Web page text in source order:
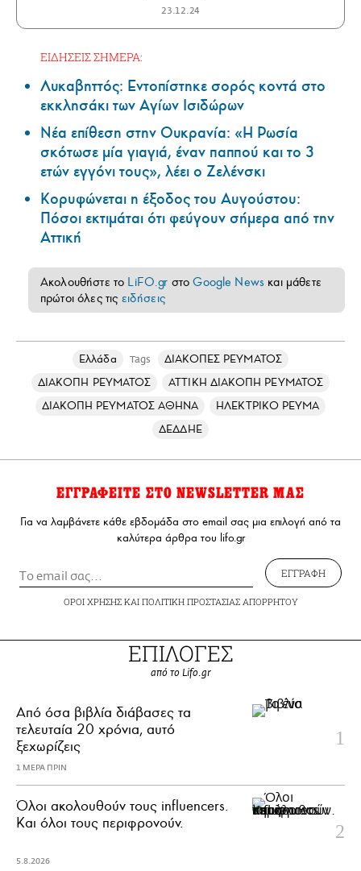
23.12.24
ΕΙΔΗΣΕΙΣ ΣΗΜΕΡΑ:
Λυκαβηττός: Εντοπίστηκε σορός κοντά στο
εκκλησάκι των Αγίων Ισιδώρων
Νέα επίθεση στην Ουκρανία: «Η Ρωσία
σκότωσε μία γιαγιά, έναν παππού και το 3
ετών εγγόνι τους», λέει ο Ζελένσκι
Κορυφώνεται η έξοδος του Αυγούστου:
Πόσοι εκτιμάται ότι φεύγουν σήμερα από την
Αττική
Ακολουθήστε το LiFO.gr στοGoogle News και μάθετε
πρώτοι όλες τις ειδήσεις
Ελλάδα Tags
ΔΙΑΚΟΠΕΣ ΡΕΥΜΑΤΟΣ
ΔΙΑΚΟΠΗ ΡΕΥΜΑΤΟΣ
ΑΤΤΙΚΗ ΔΙΑΚΟΠΗ ΡΕΥΜΑΤΟΣ
ΔΙΑΚΟΠΗ ΡΕΥΜΑΤΟΣ ΑΘΗΝΑ
ΗΛΕΚΤΡΙΚΟ ΡΕΥΜΑ
ΔΕΔΔΗΕ
ΕΓΓΡΑΦΕΙΤΕ ΣΤΟ NEWSLETTER ΜΑΣ
Για να λαμβάνετε κάθε εβδομάδα στο email σας μια επιλογή από τα
καλύτερα άρθρα του lifo.gr
ΕΓΓΡΑΦΗ
ΟΡΟΙ ΧΡΗΣΗΣΚΑΙ ΠΟΛΙΤΙΚΗ ΠΡΟΣΤΑΣΙΑΣ ΑΠΟΡΡΗΤΟΥ
ΕΠΙΛΟΓΕΣ
από το Lifo.gr
Από όσα βιβλία διάβασες τα
τελευταία 20 χρόνια, αυτό
ξεχωρίζεις
1 ΜΕΡΑ ΠΡΙΝ
Όλοι ακολουθούν τους influencers.
Και όλοι τους περιφρονούν.
5.8.2026